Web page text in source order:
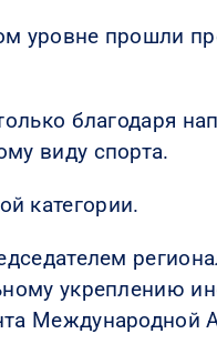
уровне прошли
благодаря
виду спорта.
категории.
укреплению
Международной